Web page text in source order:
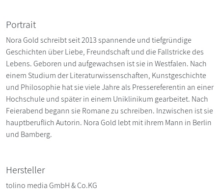
Portrait
Nora Gold schreibt seit 2013 spannende und tiefgründige
Geschichten über Liebe, Freundschaft und die Fallstricke des
Lebens. Geboren und aufgewachsen ist sie in Westfalen. Nach
einem Studium der Literaturwissenschaften, Kunstgeschichte
und Philosophie hat sie viele Jahre als Pressereferentin an einer
Hochschule und später in einem Uniklinikum gearbeitet. Nach
Feierabend begann sie Romane zu schreiben. Inzwischen ist sie
hauptberuflich Autorin. Nora Gold lebt mit ihrem Mann in Berlin
und Bamberg.
Hersteller
tolino media GmbH & Co.KG